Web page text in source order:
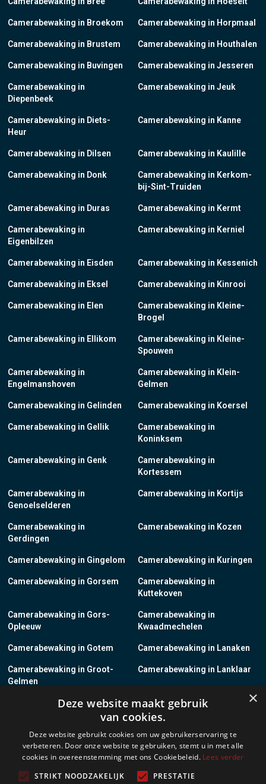
Camerabewaking in Broekom
Camerabewaking in Brustem
Camerabewaking in Buvingen
Camerabewaking in
Diepenbeek
Camerabewaking in Diets-
Heur
Camerabewaking in Dilsen
Camerabewaking in Donk
Camerabewaking in Duras
Camerabewaking in
Eigenbilzen
Camerabewaking in Eisden
Camerabewaking in Eksel
Camerabewaking in Elen
Camerabewaking in Ellikom
Camerabewaking in
Engelmanshoven
Camerabewaking in Gelinden
Camerabewaking in Gellik
Camerabewaking in Genk
Camerabewaking in
Genoelselderen
Camerabewaking in
Gerdingen
Camerabewaking in Gingelom
Camerabewaking in Gorsem
Camerabewaking in Gors-
Opleeuw
Camerabewaking in Gotem
Camerabewaking in Groot-
Gelmen
Camerabewaking in Groot-
Camerabewaking in Grote-
Brogel
Camerabewaking in Grote-
Spouwen
Camerabewaking in Horpmaal
Camerabewaking in Houthalen
Camerabewaking in Jesseren
Camerabewaking in Jeuk
Camerabewaking in Kanne
Camerabewaking in Kaulille
Camerabewaking in Kerkom-
bij-Sint-Truiden
Camerabewaking in Kermt
Camerabewaking in Kerniel
Camerabewaking in Kessenich
Camerabewaking in Kinrooi
Camerabewaking in Kleine-
Brogel
Camerabewaking in Kleine-
Spouwen
Camerabewaking in Klein-
Gelmen
Camerabewaking in Koersel
Camerabewaking in
Koninksem
Camerabewaking in
Kortessem
Camerabewaking in Kortijs
Camerabewaking in Kozen
Camerabewaking in Kuringen
Camerabewaking in
Kuttekoven
Camerabewaking in
Kwaadmechelen
Camerabewaking in Lanaken
Camerabewaking in Lanklaar
Camerabewaking in Lauw
Camerabewaking in
Leopoldsburg
Camerabewaking in Leut
×
Deze website maakt gebruik
van cookies.
Deze website gebruikt cookies om uw gebruikerservaring te
verbeteren. Door onze website te gebruiken, stemt u in met alle
cookies in overeenstemming met ons Cookiebeleid. Lees verder
STRIKT NOODZAKELIJK
PRESTATIE